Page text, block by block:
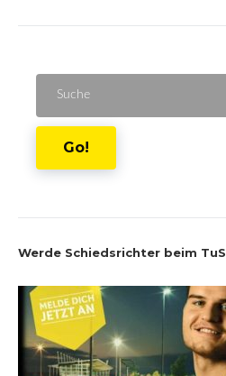
Go!
Werde Schiedsrichter beim TuS